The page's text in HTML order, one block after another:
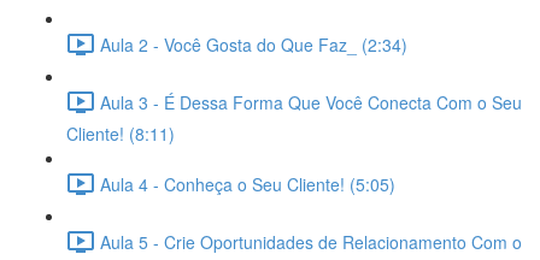
Aula 2 - Você Gosta do Que Faz_ (2:34)
Aula 3 - É Dessa Forma Que Você Conecta Com o Seu
Cliente! (8:11)
Aula 4 - Conheça o Seu Cliente! (5:05)
Aula 5 - Crie Oportunidades de Relacionamento Com o